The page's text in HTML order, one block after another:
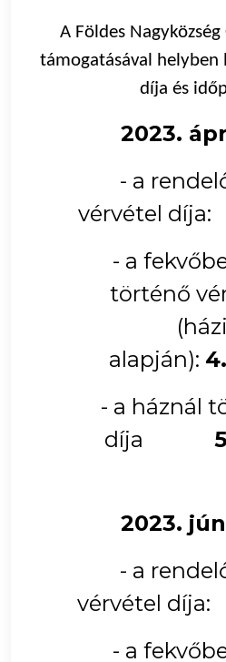
A Földes
támogatásával helyben
díja és
2023.
- a
vérvétel díja:
- a
történő
alapján):
- a háznál
díja
2023.
- a
vérvétel díja:
- a